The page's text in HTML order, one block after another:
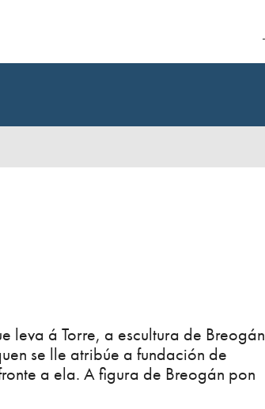
leva á Torre, a escultura de Breogán
se lle atribúe a fundación de
a ela. A figura de Breogán pon